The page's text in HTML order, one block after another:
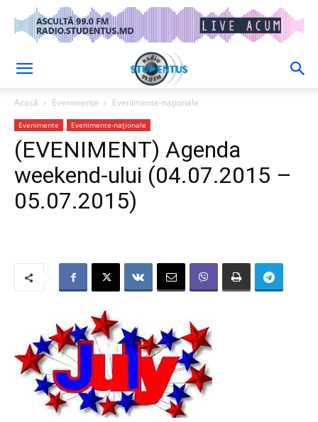
Acasă Evenimente Evenimente-naționale
Evenimente Evenimente-naționale
(EVENIMENT) Agenda
weekend-ului (04.07.2015 –
05.07.2015)